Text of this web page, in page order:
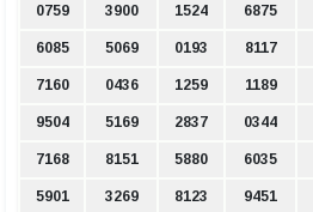
0759 3900 1524 6875
6085 5069 0193 8117
7160 0436 1259 1189
9504 5169 2837 0344
7168 8151 5880 6035
5901 3269 8123 9451